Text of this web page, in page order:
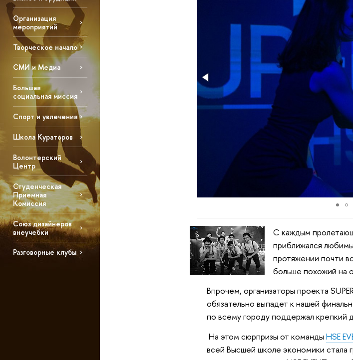
Организация
мероприятий
Творческое начало
СМИ и Медиа
Большая
социальная миссия
Спорт и увлечения
Школа Кураторов
Волонтерский
Центр
Студенческая
Приемная
Комиссия
Союз дизайнеров
внеучебки
Разговорные клубы
С каждым
приближался
протяжении почти
больше похожий на
Впрочем, организаторы проекта
обязательно выпадет к нашей
по всему городу поддержал крепкий
На этом сюрпризы от командыHSE
всей Высшей школе экономики стала